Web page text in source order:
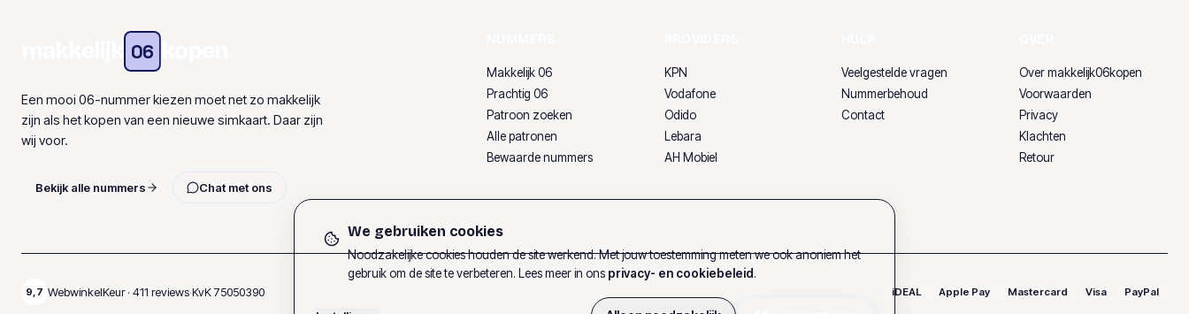
06
Een mooi 06-nummer kiezen moet net zo makkelijk
zijn als het kopen van een nieuwe simkaart. Daar zijn
wij voor.
Bekijk alle nummers Chat met ons
Makkelijk 06
Prachtig 06
Patroon zoeken
Alle patronen
Bewaarde nummers
KPN
Vodafone
Odido
Lebara
AH Mobiel
Veelgestelde vragen
Nummerbehoud
Contact
Over makkelijk06kopen
Voorwaarden
Privacy
Klachten
Retour
9,7 WebwinkelKeur · 411 reviews·KvK75050390 iDEAL Apple Pay Mastercard Visa PayPal
We gebruiken cookies
Noodzakelijke cookies houden de site werkend. Met jouw toestemming meten we ook anoniem het
gebruik om de site te verbeteren. Lees meer in ons privacy- en cookiebeleid.